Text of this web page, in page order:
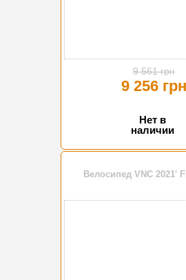
9 561 грн
9 256 грн
Нет в
наличии
Велосипед VNC 2021'